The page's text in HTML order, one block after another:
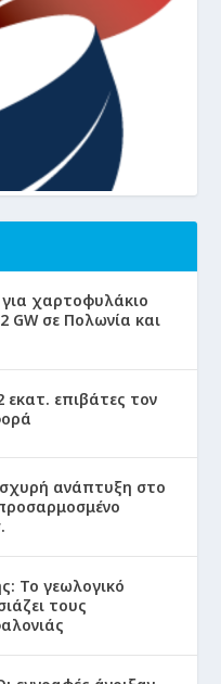
χαρτοφυλάκιο
GW σε Πολωνία και
εκατ. επιβάτες τον
ανάπτυξη στο
Το γεωλογικό
τους